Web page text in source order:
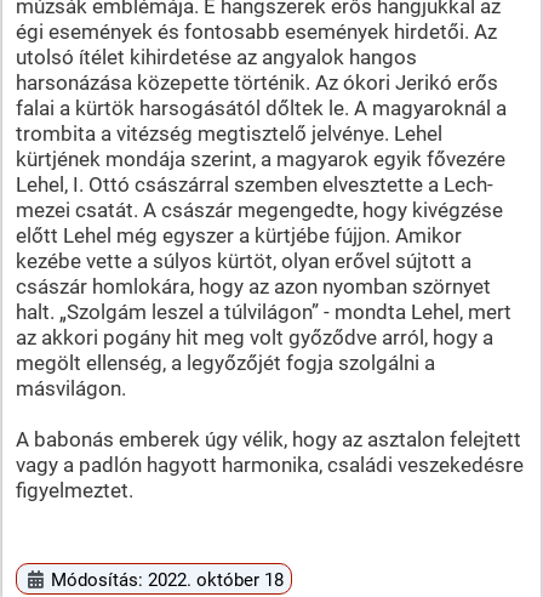
múzsák emblémája. E hangszerek erős hangjukkal az
égi események és fontosabb események hirdetői. Az
utolsó ítélet kihirdetése az angyalok hangos
harsonázása közepette történik. Az ókori Jerikó erős
falai a kürtök harsogásától dőltek le. A magyaroknál a
trombita a vitézség megtisztelő jelvénye. Lehel
kürtjének mondája szerint, a magyarok egyik fővezére
Lehel, I. Ottó császárral szemben elvesztette a Lech-
mezei csatát. A császár megengedte, hogy kivégzése
előtt Lehel még egyszer a kürtjébe fújjon. Amikor
kezébe vette a súlyos kürtöt, olyan erővel sújtott a
császár homlokára, hogy az azon nyomban szörnyet
halt. „Szolgám leszel a túlvilágon” - mondta Lehel, mert
az akkori pogány hit meg volt győződve arról, hogy a
megölt ellenség, a legyőzőjét fogja szolgálni a
másvilágon.
A babonás emberek úgy vélik, hogy az asztalon felejtett
vagy a padlón hagyott harmonika, családi veszekedésre
figyelmeztet.
Módosítás: 2022. október 18